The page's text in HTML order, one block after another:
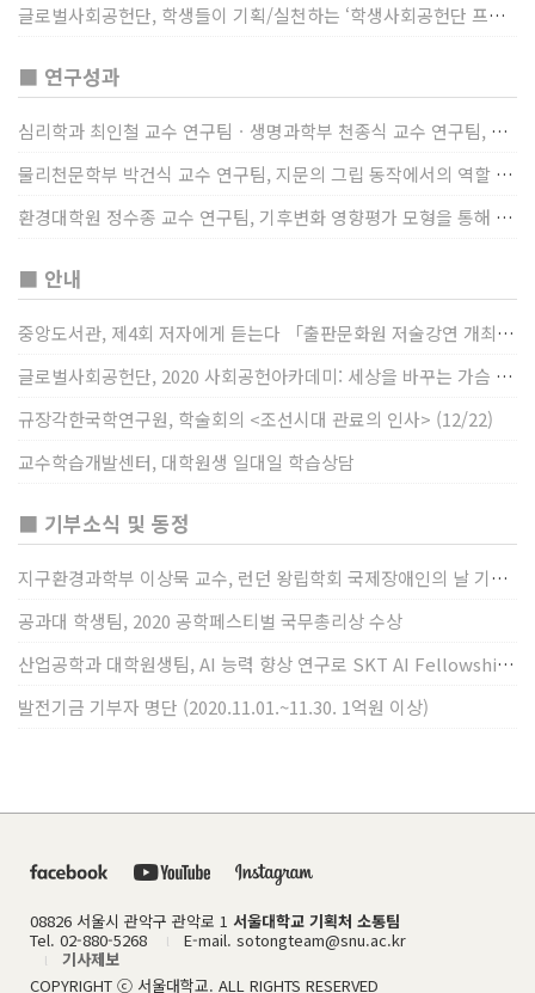
글로벌사회공헌단, 학생들이 기획/실천하는 ‘학생사회공헌단 프로젝트’ 진행
■ 연구성과
심리학과 최인철 교수 연구팀ㆍ생명과학부 천종식 교수 연구팀, 장내 마이크로바이옴과 정서적 웰빙간 관계 규명
물리천문학부 박건식 교수 연구팀, 지문의 그립 동작에서의 역할 및 원리 규명
환경대학원 정수종 교수 연구팀, 기후변화 영향평가 모형을 통해 기후변화에 따른 급격한 토양수분의 감소가 발생하는 지역과 시간을 규명
■ 안내
중앙도서관, 제4회 저자에게 듣는다 「출판문화원 저술강연 개최」(12/17)
글로벌사회공헌단, 2020 사회공헌아카데미: 세상을 바꾸는 가슴 따뜻한 나눔(12/23~24)
규장각한국학연구원, 학술회의 <조선시대 관료의 인사> (12/22)
교수학습개발센터, 대학원생 일대일 학습상담
■ 기부소식 및 동정
지구환경과학부 이상묵 교수, 런던 왕립학회 국제장애인의 날 기념 “전 세계 장애가 있는 과학자”에 소개
공과대 학생팀, 2020 공학페스티벌 국무총리상 수상
산업공학과 대학원생팀, AI 능력 향상 연구로 SKT AI Fellowship 2기 최우수팀 선정
발전기금 기부자 명단 (2020.11.01.~11.30. 1억원 이상)
08826 서울시 관악구 관악로 1 서울대학교 기획처 소통팀
Tel. 02-880-5268
l E-mail. sotongteam@snu.ac.kr
l
기사제보
COPYRIGHT ⓒ 서울대학교. ALL RIGHTS RESERVED